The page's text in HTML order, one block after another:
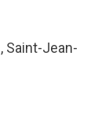
Saint-Jean-